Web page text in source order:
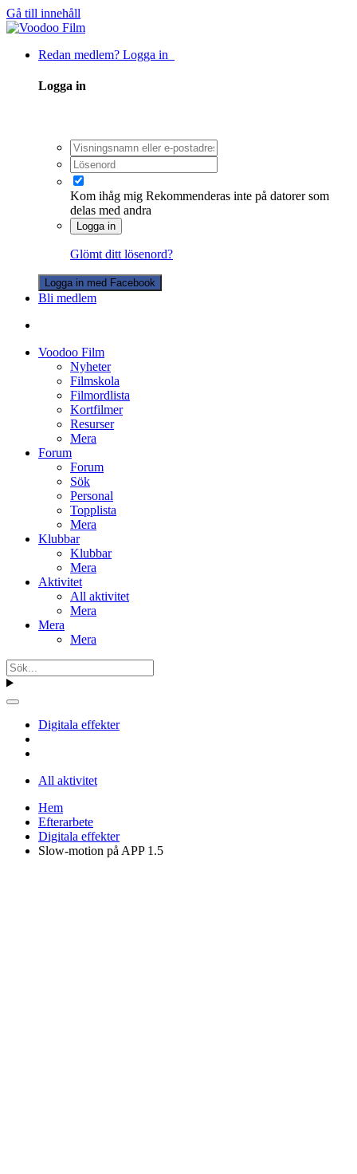
Gå till innehåll
Redan medlem? Logga in
Logga in
Kom ihåg mig Rekommenderas inte på datorer som
delas med andra
Logga in
Glömt ditt lösenord?
Logga in med Facebook
Bli medlem
Voodoo Film
Nyheter
Filmskola
Filmordlista
Kortfilmer
Resurser
Mera
Forum
Forum
Sök
Personal
Topplista
Mera
Klubbar
Klubbar
Mera
Aktivitet
All aktivitet
Mera
Mera
Mera
Digitala effekter
All aktivitet
Hem
Efterarbete
Digitala effekter
Slow-motion på APP 1.5